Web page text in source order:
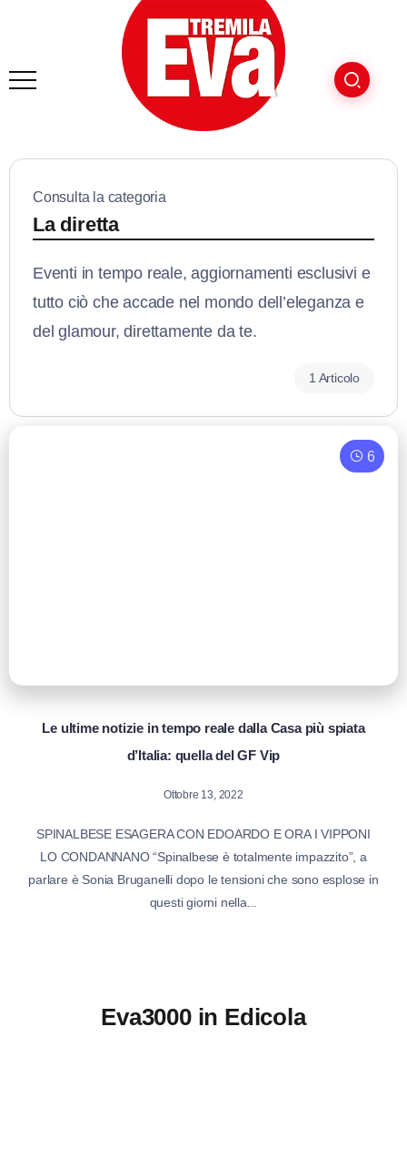
Consulta la categoria
La diretta
Eventi in tempo reale, aggiornamenti esclusivi e
tutto ciò che accade nel mondo dell’eleganza e
del glamour, direttamente da te.
1 Articolo
6
Le ultime notizie in tempo reale dalla Casa più spiata
d’Italia: quella del GF Vip
Ottobre 13, 2022
SPINALBESE ESAGERA CON EDOARDO E ORA I VIPPONI
LO CONDANNANO “Spinalbese è totalmente impazzito”, a
parlare è Sonia Bruganelli dopo le tensioni che sono esplose in
questi giorni nella...
Eva3000 in Edicola